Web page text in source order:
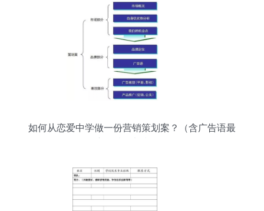
如何从恋爱中学做一份营销策划案？（含广告语最